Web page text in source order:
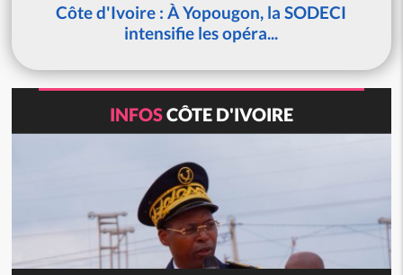
Côte d'Ivoire : À Yopougon, la SODECI
intensifie les opéra...
INFOSCÔTE D'IVOIRE